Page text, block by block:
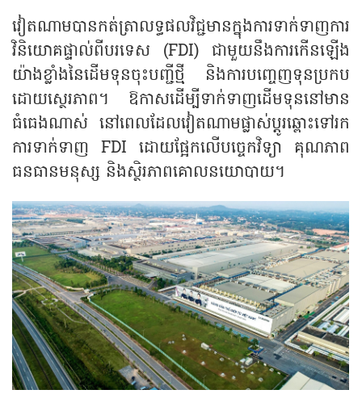
វៀតណាមបានកត់ត្រាលទ្ធផលវិជ្ជមានក្នុងការទាក់ទាញការ
វិនិយោគផ្ទាល់ពីបរទេស (FDI) ជាមួយនឹងការកើនឡើង
យ៉ាងខ្លាំងនៃដើមទុនចុះបញ្ជីថ្មី និងការ​បញ្ចេញទុន​ប្រកប​
ដោយស្ថេរភាព។ ឱកាសដើម្បីទាក់ទាញដើមទុននៅមាន​
ធំធេងណាស់ នៅពេល​ដែលវៀតណាមផ្លាស់ប្តូរ​ឆ្ពោះទៅរក
ការទាក់ទាញ FDI ដោយផ្អែកលើបច្ចេកវិទ្យា គុណភាព
ធនធានមនុស្ស និងស្ថិរភាពគោលនយោបាយ។